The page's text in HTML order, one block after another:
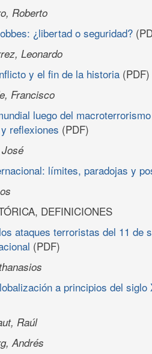
Roberto
¿libertad o seguridad?
Leonardo
y el fin de la historia (PDF)
Francisco
luego del
reflexiones (PDF)
límites, paradojas y
DEFINICIONES
ataques terroristas del 11 de
(PDF)
a principios del
Raúl
Andrés